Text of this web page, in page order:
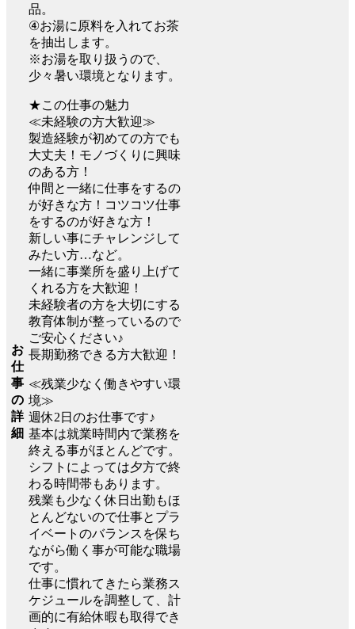
お
仕
事
の
詳
細
品。
④お湯に原料を入れてお茶
を抽出します。
※お湯を取り扱うので、
少々暑い環境となります。
★この仕事の魅力
≪未経験の方大歓迎≫
製造経験が初めての方でも
大丈夫！モノづくりに興味
のある方！
仲間と一緒に仕事をするの
が好きな方！コツコツ仕事
をするのが好きな方！
新しい事にチャレンジして
みたい方…など。
一緒に事業所を盛り上げて
くれる方を大歓迎！
未経験者の方を大切にする
教育体制が整っているので
ご安心ください♪
長期勤務できる方大歓迎！
≪残業少なく働きやすい環
境≫
週休2日のお仕事です♪
基本は就業時間内で業務を
終える事がほとんどです。
シフトによっては夕方で終
わる時間帯もあります。
残業も少なく休日出勤もほ
とんどないので仕事とプラ
イベートのバランスを保ち
ながら働く事が可能な職場
です。
仕事に慣れてきたら業務ス
ケジュールを調整して、計
画的に有給休暇も取得でき